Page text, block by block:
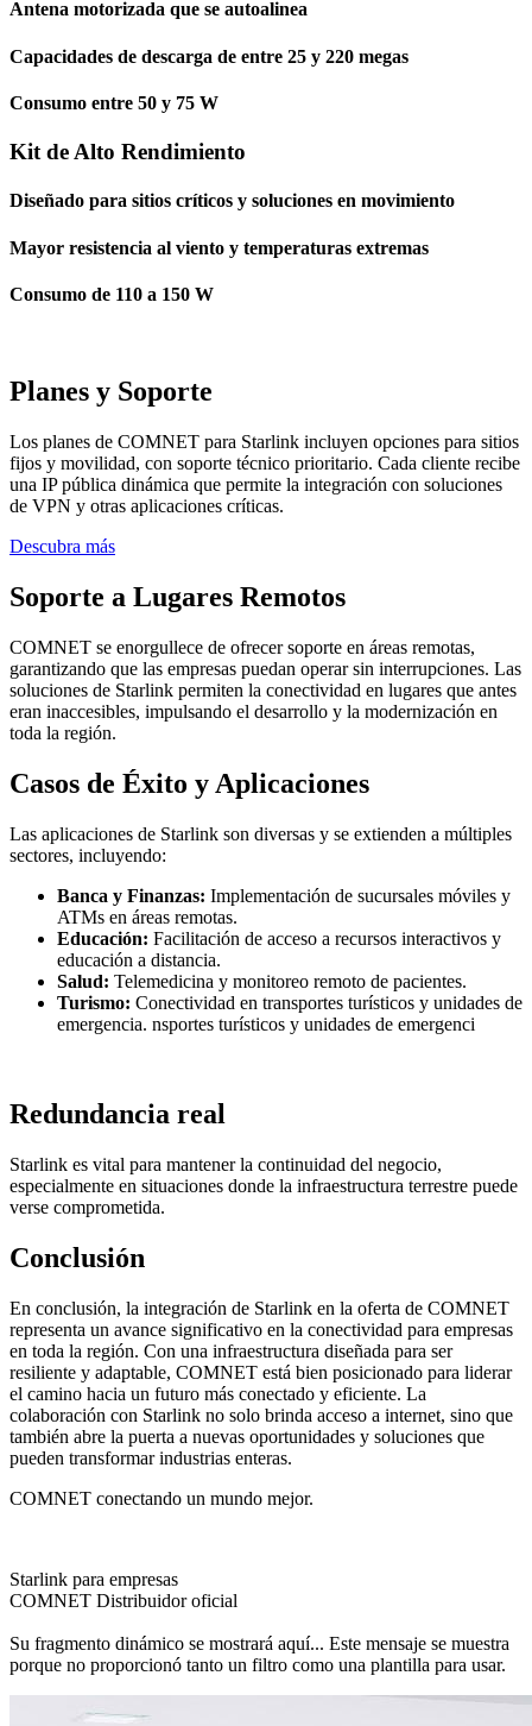
Antena motorizada que se autoalinea
Capacidades de descarga de entre 25 y 220 megas
Consumo entre 50 y 75 W
Kit de Alto Rendimiento
Diseñado para sitios críticos y soluciones en movimiento
Mayor resistencia al viento y temperaturas extremas
Consumo de 110 a 150 W
Planes y Soporte
Los planes de COMNET para Starlink incluyen opciones para sitios
fijos y movilidad, con soporte técnico prioritario. Cada cliente recibe
una IP pública dinámica que permite la integración con soluciones
de VPN y otras aplicaciones críticas.
Descubra más
Soporte a Lugares Remotos
COMNET se enorgullece de ofrecer soporte en áreas remotas,
garantizando que las empresas puedan operar sin interrupciones. Las
soluciones de Starlink permiten la conectividad en lugares que antes
eran inaccesibles, impulsando el desarrollo y la modernización en
toda la región.
Casos de Éxito y Aplicaciones
Las aplicaciones de Starlink son diversas y se extienden a múltiples
sectores, incluyendo:
Banca y Finanzas: Implementación de sucursales móviles y
ATMs en áreas remotas.
Educación: Facilitación de acceso a recursos interactivos y
educación a distancia.
Salud: Telemedicina y monitoreo remoto de pacientes.
Turismo: Conectividad en transportes turísticos y unidades de
emergencia. nsportes turísticos y unidades de emergenci
Redundancia real
Starlink es vital para mantener la continuidad del negocio,
especialmente en situaciones donde la infraestructura terrestre puede
verse comprometida.
Conclusión
En conclusión, la integración de Starlink en la oferta de COMNET
representa un avance significativo en la conectividad para empresas
en toda la región. Con una infraestructura diseñada para ser
resiliente y adaptable, COMNET está bien posicionado para liderar
el camino hacia un futuro más conectado y eficiente. La
colaboración con Starlink no solo brinda acceso a internet, sino que
también abre la puerta a nuevas oportunidades y soluciones que
pueden transformar industrias enteras.
COMNET conectando un mundo mejor.
Starlink para empresas
COMNET Distribuidor oficial
Su fragmento dinámico se mostrará aquí... Este mensaje se muestra
porque no proporcionó tanto un filtro como una plantilla para usar.